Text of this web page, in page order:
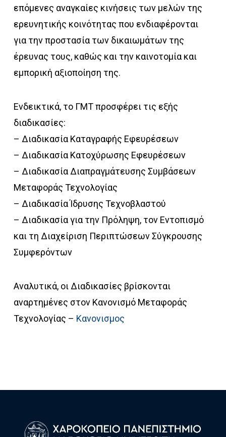
επόμενες αναγκαίες κινήσεις των μελών της
ερευνητικής κοινότητας που ενδιαφέρονται
για την προστασία των δικαιωμάτων της
έρευνας τους, καθώς και την καινοτομία και
εμπορική αξιοποίηση της.
Ενδεικτικά, το ΓΜΤ προσφέρει τις εξής
διαδικασίες:
– Διαδικασία Καταγραφής Εφευρέσεων
– Διαδικασία Κατοχύρωσης Εφευρέσεων
– Διαδικασία Διαπραγμάτευσης Συμβάσεων
Μεταφοράς Τεχνολογίας
– Διαδικασία Ίδρυσης Τεχνοβλαστού
– Διαδικασία για την Πρόληψη, τον Εντοπισμό
και τη Διαχείριση Περιπτώσεων Σύγκρουσης
Συμφερόντων
Αναλυτικά, οι Διαδικασίες βρίσκονται
αναρτημένες στον Κανονισμό Μεταφοράς
Τεχνολογίας – Κανονισμος